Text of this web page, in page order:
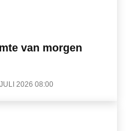
van morgen
2026 08:00